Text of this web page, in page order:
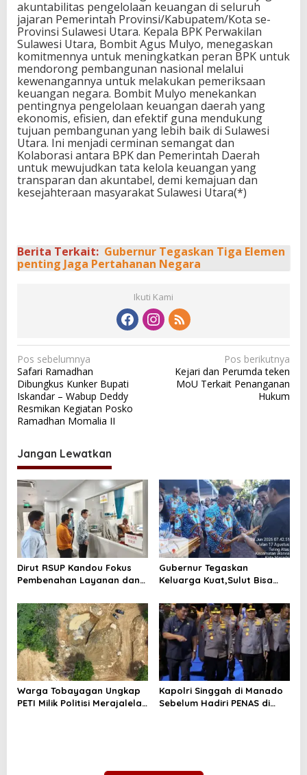
akuntabilitas pengelolaan keuangan di seluruh
jajaran Pemerintah Provinsi/Kabupatem/Kota se-
Provinsi Sulawesi Utara. Kepala BPK Perwakilan
Sulawesi Utara, Bombit Agus Mulyo, menegaskan
komitmennya untuk meningkatkan peran BPK untuk
mendorong pembangunan nasional melalui
kewenangannya untuk melakukan pemeriksaan
keuangan negara. Bombit Mulyo menekankan
pentingnya pengelolaan keuangan daerah yang
ekonomis, efisien, dan efektif guna mendukung
tujuan pembangunan yang lebih baik di Sulawesi
Utara. Ini menjadi cerminan semangat dan
Kolaborasi antara BPK dan Pemerintah Daerah
untuk mewujudkan tata kelola keuangan yang
transparan dan akuntabel, demi kemajuan dan
kesejahteraan masyarakat Sulawesi Utara(*)
Berita Terkait: Gubernur Tegaskan Tiga Elemen
penting Jaga Pertahanan Negara
Ikuti Kami
N
a
v
i
a
s
i
p
o
s
Pos sebelumnya
Safari Ramadhan
Dibungkus Kunker Bupati
Iskandar – Wabup Deddy
Resmikan Kegiatan Posko
Ramadhan Momalia II
Pos berikutnya
Kejari dan Perumda teken
MoU Terkait Penanganan
Hukum
Jangan Lewatkan
Dirut RSUP Kandou Fokus
Pembenahan Layanan dan
Pasien
Gubernur Tegaskan
Keluarga Kuat,Sulut Bisa
Warga Tobayagan Ungkap
PETI Milik Politisi Merajalela
Kapolri Singgah di Manado
Sebelum Hadiri PENAS di